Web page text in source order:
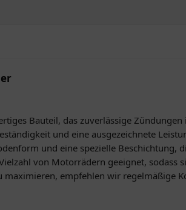
Bauteil, das zuverlässige
und eine ausgezeichnete
und eine spezielle Beschichtung,
von Motorrädern geeignet,
empfehlen wir regelmäßige